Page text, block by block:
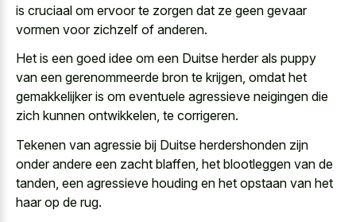
is cruciaal om ervoor te zorgen dat ze geen gevaar
vormen voor zichzelf of anderen.
Het is een goed idee om een Duitse herder als puppy
van een gerenommeerde bron te krijgen, omdat het
gemakkelijker is om eventuele agressieve neigingen die
zich kunnen ontwikkelen, te corrigeren.
Tekenen van agressie bij Duitse herdershonden zijn
onder andere een zacht blaffen, het blootleggen van de
tanden, een agressieve houding en het opstaan van het
haar op de rug.